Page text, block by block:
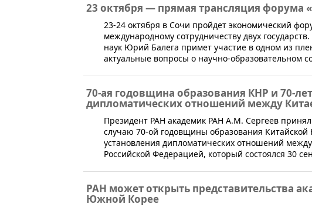
23 октября — прямая трансляция форума
​23-24 октября в Сочи пройдет экономический
международному сотрудничеству двух
наук Юрий Балега примет участие в одном из
актуальные вопросы о научно-образовательном
70-ая годовщина образования КНР и 70-
дипломатических отношений между
​Президент РАН академик РАН А.М. Сергеев
случаю 70-ой годовщины образования Китайской
установления дипломатических отношений
Российской Федерацией, который состоялся 30
РАН может открыть представительства
Южной Корее